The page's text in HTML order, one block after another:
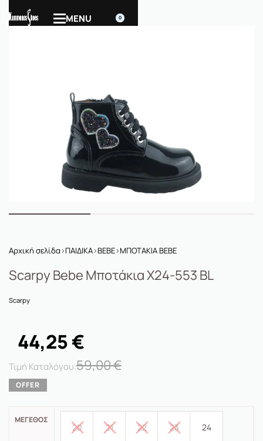
0
Αρχική σελίδα›ΠΑΙΔΙΚΑ›BEBE›ΜΠΟΤΑΚΙΑ BEBE
Scarpy Bebe Μποτάκια X24-553 BL
Scarpy
59,00€
44,25€
ΜΈΓΕΘΟΣ
20 21 22 23 24